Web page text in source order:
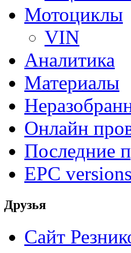
Мотоциклы
VIN
Аналитика
Материалы
Онлайн
Последние
EPC versions
Друзья
Сайт